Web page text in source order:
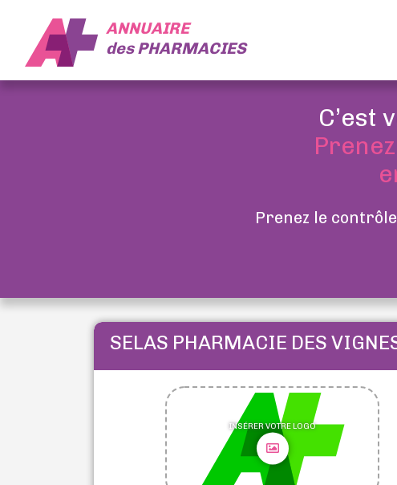
ANNUAIRE
desPHARMACIES
C’est
Prenez le
SELAS PHARMACIE DES
INSÉRER VOTRE LOGO